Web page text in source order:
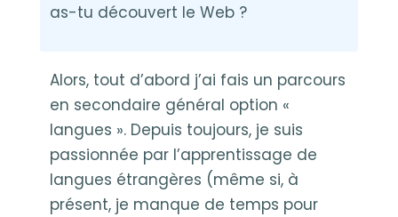
as-tu découvert le Web ?
Alors, tout d’abord j’ai fais un parcours
en secondaire général option «
langues ». Depuis toujours, je suis
passionnée par l’apprentissage de
langues étrangères (même si, à
présent, je manque de temps pour